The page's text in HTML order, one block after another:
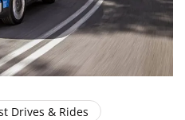
Drives & Rides